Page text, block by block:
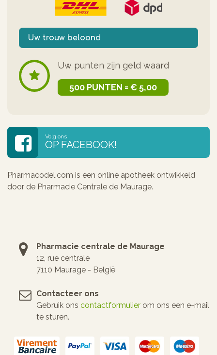
Uw trouw beloond
Uw punten zijn geld waard
500 PUNTEN = € 5,00
Volg ons
OP FACEBOOK!
Pharmacodel.com is een online apotheek ontwikkeld
door de Pharmacie Centrale de Maurage.
Pharmacie centrale de Maurage
12, rue centrale
7110 Maurage - België
Contacteer ons
Gebruik ons contactformulier om ons een e-mail
te sturen.